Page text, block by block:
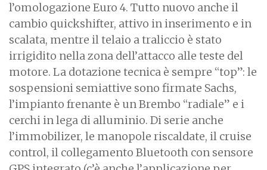
l’omologazione Euro 4. Tutto nuovo anche il
cambio quickshifter, attivo in inserimento e in
scalata, mentre il telaio a traliccio è stato
irrigidito nella zona dell’attacco alle teste del
motore. La dotazione tecnica è sempre “top”: le
sospensioni semiattive sono firmate Sachs,
l’impianto frenante è un Brembo “radiale” e i
cerchi in lega di alluminio. Di serie anche
l’immobilizer, le manopole riscaldate, il cruise
control, il collegamento Bluetooth con sensore